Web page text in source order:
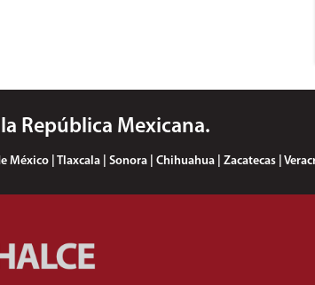
República Mexicana.
| Tlaxcala | Sonora | Chihuahua | Zacatecas |